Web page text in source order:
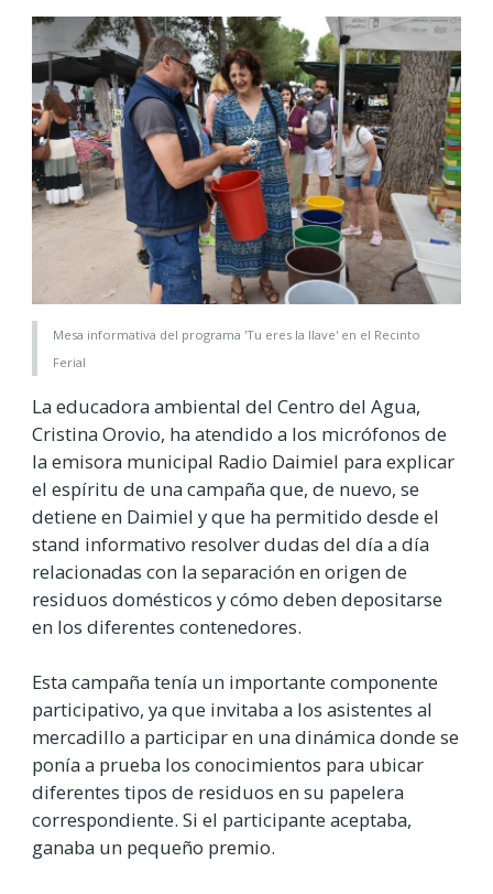
Mesa informativa del programa 'Tu eres la llave' en el Recinto
Ferial
La educadora ambiental del Centro del Agua,
Cristina Orovio, ha atendido a los micrófonos de
la emisora municipal Radio Daimiel para explicar
el espíritu de una campaña que, de nuevo, se
detiene en Daimiel y que ha permitido desde el
stand informativo resolver dudas del día a día
relacionadas con la separación en origen de
residuos domésticos y cómo deben depositarse
en los diferentes contenedores.
Esta campaña tenía un importante componente
participativo, ya que invitaba a los asistentes al
mercadillo a participar en una dinámica donde se
ponía a prueba los conocimientos para ubicar
diferentes tipos de residuos en su papelera
correspondiente. Si el participante aceptaba,
ganaba un pequeño premio.